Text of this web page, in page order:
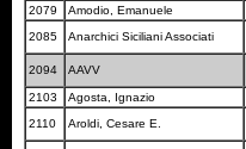
2079
Amodio, Emanuele
2085
Anarchici Siciliani Associati
2094 AAVV
2103 Agosta, Ignazio
2110
Aroldi, Cesare E.